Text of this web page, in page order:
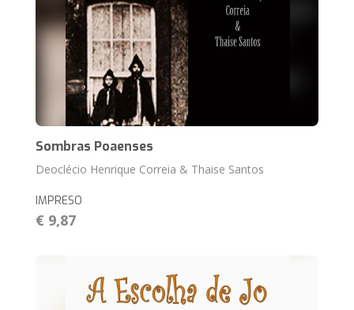
Sombras Poaenses
Deoclécio Henrique Correia & Thaise Santos
IMPRESO
€ 9,87